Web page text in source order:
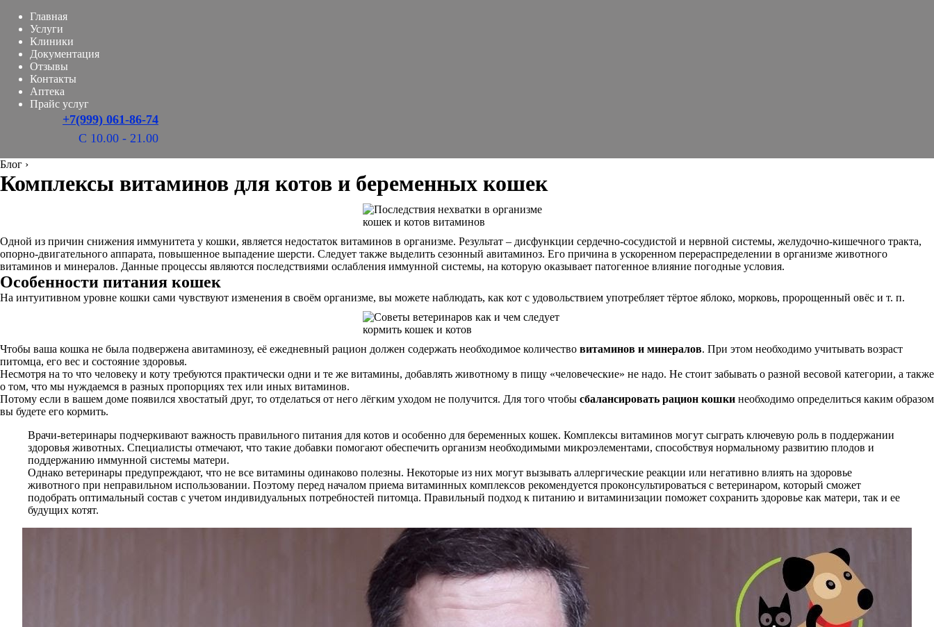
Главная
Услуги
Клиники
Документация
Отзывы
Контакты
Аптека
Прайс услуг
+7(999) 061-86-74
С 10.00 - 21.00
Блог ›
Комплексы витаминов для котов и беременных кошек
Одной из причин снижения иммунитета у кошки, является недостаток витаминов в организме. Результат – дисфункции сердечно-сосудистой и нервной системы, желудочно-кишечного тракта,
опорно-двигательного аппарата, повышенное выпадение шерсти. Следует также выделить сезонный авитаминоз. Его причина в ускоренном перераспределении в организме животного
витаминов и минералов. Данные процессы являются последствиями ослабления иммунной системы, на которую оказывает патогенное влияние погодные условия.
Особенности питания кошек
На интуитивном уровне кошки сами чувствуют изменения в своём организме, вы можете наблюдать, как кот с удовольствием употребляет тёртое яблоко, морковь, пророщенный овёс и т. п.
Чтобы ваша кошка не была подвержена авитаминозу, её ежедневный рацион должен содержать необходимое количество витаминов и минералов. При этом необходимо учитывать возраст
питомца, его вес и состояние здоровья.
Несмотря на то что человеку и коту требуются практически одни и те же витамины, добавлять животному в пищу «человеческие» не надо. Не стоит забывать о разной весовой категории, а также
о том, что мы нуждаемся в разных пропорциях тех или иных витаминов.
Потому если в вашем доме появился хвостатый друг, то отделаться от него лёгким уходом не получится. Для того чтобы сбалансировать рацион кошки необходимо определиться каким образом
вы будете его кормить.
Врачи-ветеринары подчеркивают важность правильного питания для котов и особенно для беременных кошек. Комплексы витаминов могут сыграть ключевую роль в поддержании
здоровья животных. Специалисты отмечают, что такие добавки помогают обеспечить организм необходимыми микроэлементами, способствуя нормальному развитию плодов и
поддержанию иммунной системы матери.
Однако ветеринары предупреждают, что не все витамины одинаково полезны. Некоторые из них могут вызывать аллергические реакции или негативно влиять на здоровье
животного при неправильном использовании. Поэтому перед началом приема витаминных комплексов рекомендуется проконсультироваться с ветеринаром, который сможет
подобрать оптимальный состав с учетом индивидуальных потребностей питомца. Правильный подход к питанию и витаминизации поможет сохранить здоровье как матери, так и ее
будущих котят.